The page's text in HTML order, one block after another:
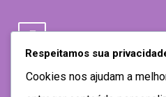
Respeitamos sua
Cookies nos ajudam a